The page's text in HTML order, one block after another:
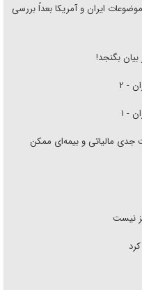
ایران و آمریکا بعداً بررسی
بگنجد!
- ۲
- ۱
جدی مالیاتی و بیمه‌ای ممکن
نیست